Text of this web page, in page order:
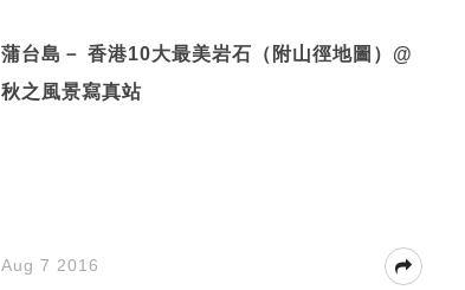
蒲台島－ 香港10大最美岩石（附山徑地圖）@
秋之風景寫真站
Aug 7 2016